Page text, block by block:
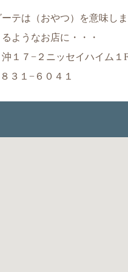
テは（おやつ）を意味し
ようなお店に・・・
１７−２ニッセイハイム１
３１−６０４１